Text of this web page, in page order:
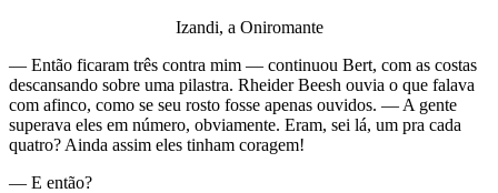
Izandi, a Oniromante
— Então ficaram três contra mim — continuou Bert, com as costas
descansando sobre uma pilastra. Rheider Beesh ouvia o que falava
com afinco, como se seu rosto fosse apenas ouvidos. — A gente
superava eles em número, obviamente. Eram, sei lá, um pra cada
quatro? Ainda assim eles tinham coragem!
— E então?